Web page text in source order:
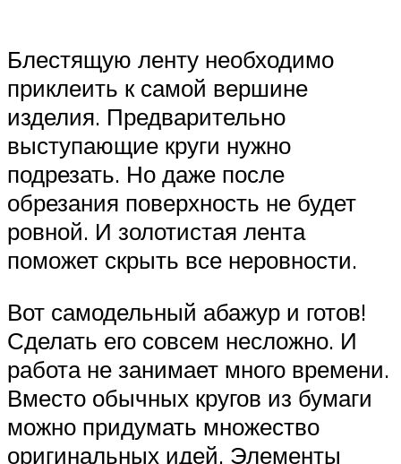
Блестящую ленту необходимо
приклеить к самой вершине
изделия. Предварительно
выступающие круги нужно
подрезать. Но даже после
обрезания поверхность не будет
ровной. И золотистая лента
поможет скрыть все неровности.
Вот самодельный абажур и готов!
Сделать его совсем несложно. И
работа не занимает много времени.
Вместо обычных кругов из бумаги
можно придумать множество
оригинальных идей. Элементы